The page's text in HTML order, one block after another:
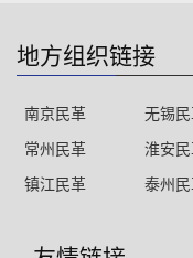
地方组织链接
南京民革 无锡
常州民革
淮安
镇江民革
泰州